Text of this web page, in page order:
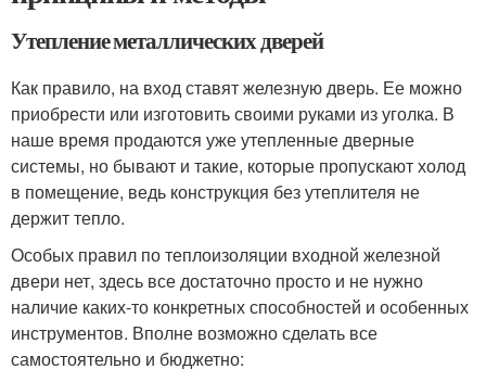
Утепление металлических дверей
Как правило, на вход ставят железную дверь. Ее можно
приобрести или изготовить своими руками из уголка. В
наше время продаются уже утепленные дверные
системы, но бывают и такие, которые пропускают холод
в помещение, ведь конструкция без утеплителя не
держит тепло.
Особых правил по теплоизоляции входной железной
двери нет, здесь все достаточно просто и не нужно
наличие каких-то конкретных способностей и особенных
инструментов. Вполне возможно сделать все
самостоятельно и бюджетно: